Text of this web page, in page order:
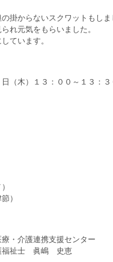
掛からないスクワットもし
れ元気をもらいました。
ています。
（木）１３：００～１３：３
）
・介護連携支援センター
福祉士 眞嶋 史恵